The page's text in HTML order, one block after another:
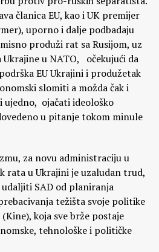
članica EU, kao i UK premijer
uporno i dalje podbadaju
produži rat sa Rusijom, uz
u NATO, očekujući da
EU Ukrajini i produžetak
slomiti a možda čak i
ujedno, ojačati ideološko
u pitanje tokom minule
za novu administraciju u
rata u Ukrajini je uzaludan trud,
udaljiti SAD od planiranja
težišta svoje politike
koja sve brže postaje
tehnološke i političke